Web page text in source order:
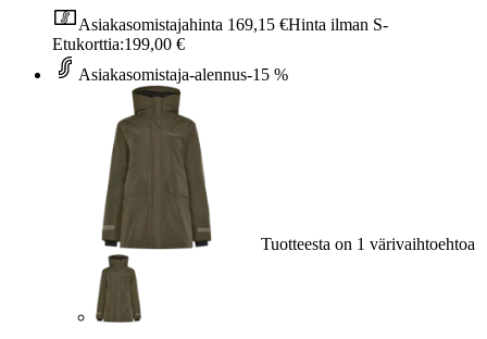
Asiakasomistajahinta 169,15 €Hinta ilman S-
Etukorttia:199,00 €
Asiakasomistaja-alennus-15 %
Tuotteesta on 1 värivaihtoehtoa